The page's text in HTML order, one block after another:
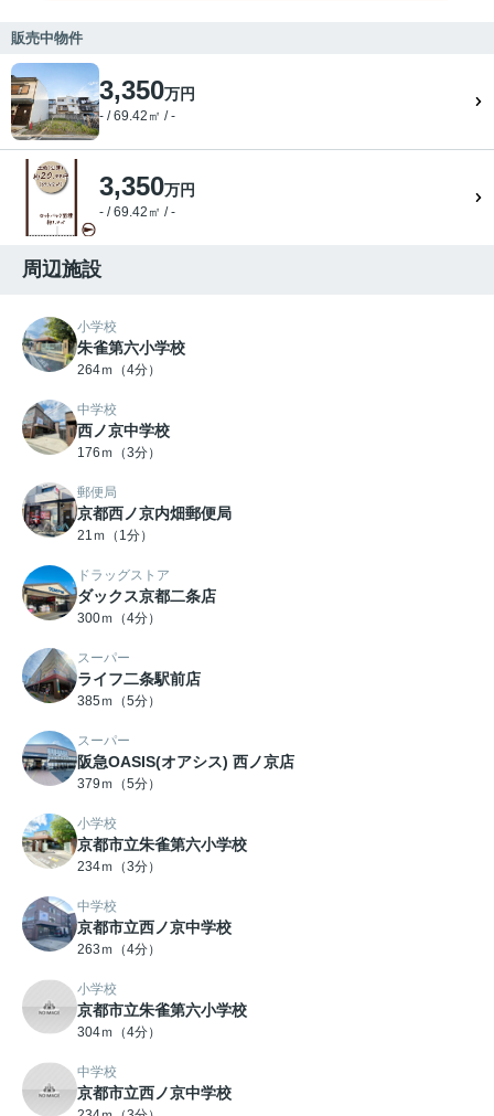
販売中物件
3,350万円
- / 69.42㎡ / -
3,350万円
- / 69.42㎡ / -
周辺施設
小学校
朱雀第六小学校
264ｍ（4分）
中学校
西ノ京中学校
176ｍ（3分）
郵便局
京都西ノ京内畑郵便局
21ｍ（1分）
ドラッグストア
ダックス京都二条店
300ｍ（4分）
スーパー
ライフ二条駅前店
385ｍ（5分）
スーパー
阪急OASIS(オアシス) 西ノ京店
379ｍ（5分）
小学校
京都市立朱雀第六小学校
234ｍ（3分）
中学校
京都市立西ノ京中学校
263ｍ（4分）
小学校
京都市立朱雀第六小学校
304ｍ（4分）
中学校
京都市立西ノ京中学校